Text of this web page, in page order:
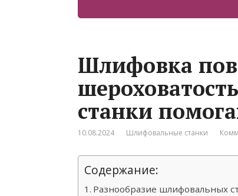
Шлифовка
станки
10.08.2024 Шлифовальные станки
Содержание:
Разнообразие шлифовальных